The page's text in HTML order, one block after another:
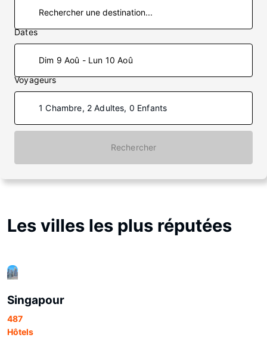
Dates
Dim 9 Aoû - Lun 10 Aoû
Voyageurs
1 Chambre, 2 Adultes, 0 Enfants
Rechercher
Les villes les plus réputées
Singapour
487
Hôtels